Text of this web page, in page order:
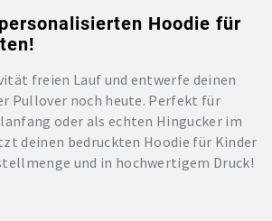
Hoodie für
freien Lauf und entwerfe deinen
Pullover noch heute. Perfekt für
oder als echten Hingucker im
deinen bedruckten Hoodie für Kinder
und in hochwertigem Druck!